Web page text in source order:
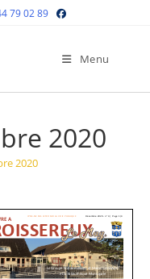
79 02 89
Menu
2020
2020